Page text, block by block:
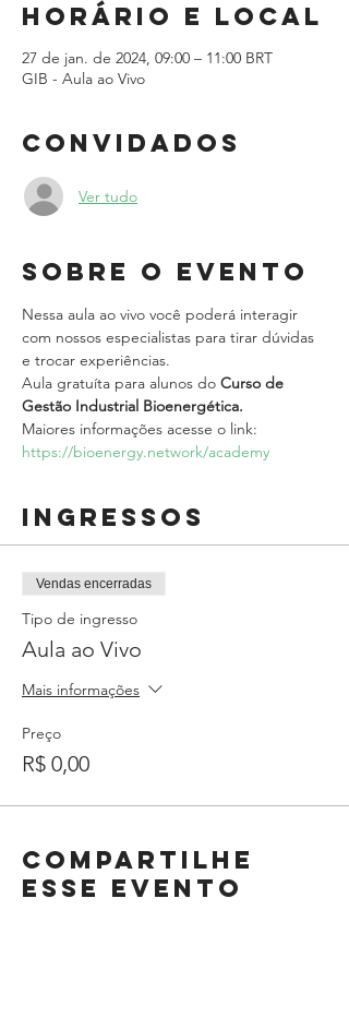
Horário e local
27 de jan. de 2024, 09:00 – 11:00 BRT
GIB - Aula ao Vivo
Convidados
Ver tudo
Sobre o evento
Nessa aula ao vivo você poderá interagir
com nossos especialistas para tirar dúvidas
e trocar experiências.
Aula gratuíta para alunos do Curso de
Gestão Industrial Bioenergética.
Maiores informações acesse o link:
https://bioenergy.network/academy
Ingressos
Vendas encerradas
Tipo de ingresso
Aula ao Vivo
Mais informações
Preço
R$ 0,00
Compartilhe
esse evento